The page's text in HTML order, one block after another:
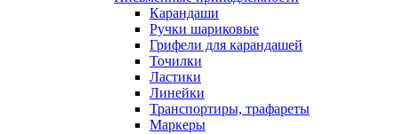
Карандаши
Ручки шариковые
Грифели для карандашей
Точилки
Ластики
Линейки
Транспортиры, трафареты
Маркеры